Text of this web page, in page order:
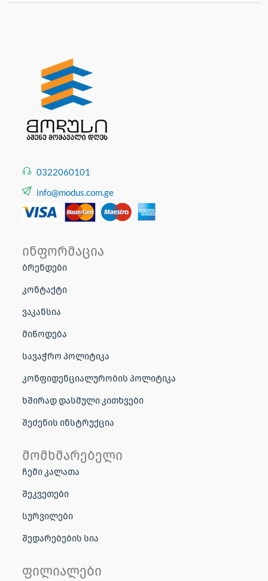
ფასად.
0322060101
info@modus.com.ge
ინფორმაცია
ბრენდები
კონტაქტი
ვაკანსია
მიწოდება
სავაჭრო პოლიტიკა
კონფიდენციალურობის პოლიტიკა
ხშირად დასმული კითხვები
შეძენის ინსტრუქცია
მომხმარებელი
ჩემი კალათა
შეკვეთები
სურვილები
შედარებების სია
ფილიალები